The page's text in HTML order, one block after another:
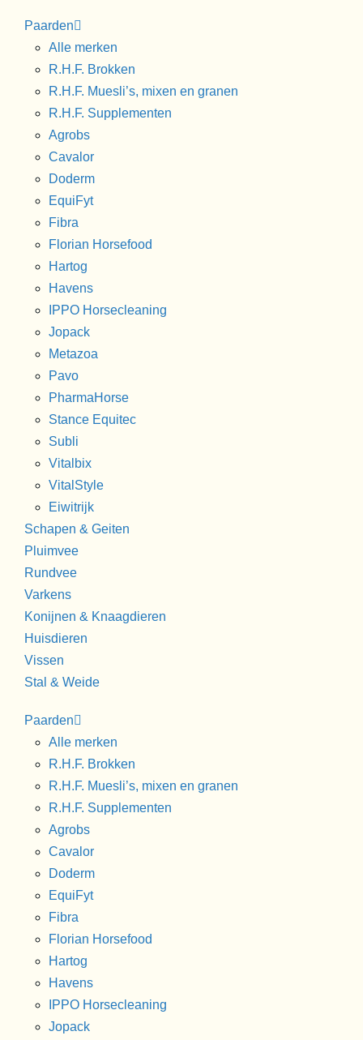
Paarden
Alle merken
R.H.F. Brokken
R.H.F. Muesli’s, mixen en granen
R.H.F. Supplementen
Agrobs
Cavalor
Doderm
EquiFyt
Fibra
Florian Horsefood
Hartog
Havens
IPPO Horsecleaning
Jopack
Metazoa
Pavo
PharmaHorse
Stance Equitec
Subli
Vitalbix
VitalStyle
Eiwitrijk
Schapen & Geiten
Pluimvee
Rundvee
Varkens
Konijnen & Knaagdieren
Huisdieren
Vissen
Stal & Weide
Paarden
Alle merken
R.H.F. Brokken
R.H.F. Muesli’s, mixen en granen
R.H.F. Supplementen
Agrobs
Cavalor
Doderm
EquiFyt
Fibra
Florian Horsefood
Hartog
Havens
IPPO Horsecleaning
Jopack